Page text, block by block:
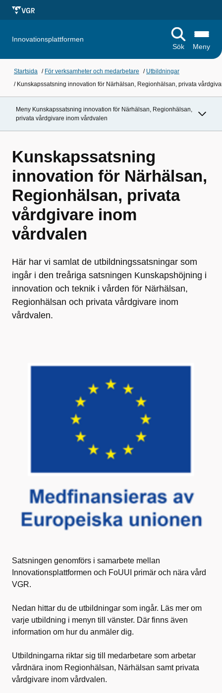
Innovationsplattformen
Sök
Meny
Startsida / För verksamheter och medarbetare / Utbildningar
/ Kunskapssatsning innovation för Närhälsan, Regionhälsan, privata
Meny Kunskapssatsning innovation för Närhälsan, Regionhälsan,
privata vårdgivare inom vårdvalen
Kunskapssatsning
innovation för Närhälsan,
Regionhälsan, privata
vårdgivare inom
vårdvalen
Här har vi samlat de utbildningssatsningar som
ingår i den treåriga satsningen Kunskapshöjning i
innovation och teknik i vården för Närhälsan,
Regionhälsan och privata vårdgivare inom
vårdvalen.
Satsningen genomförs i samarbete mellan
Innovationsplattformen och FoUUI primär och nära vård
VGR.
Nedan hittar du de utbildningar som ingår. Läs mer om
varje utbildning i menyn till vänster. Där finns även
information om hur du anmäler dig.
Utbildningarna riktar sig till medarbetare som arbetar
vårdnära inom Regionhälsan, Närhälsan samt privata
vårdgivare inom vårdvalen.